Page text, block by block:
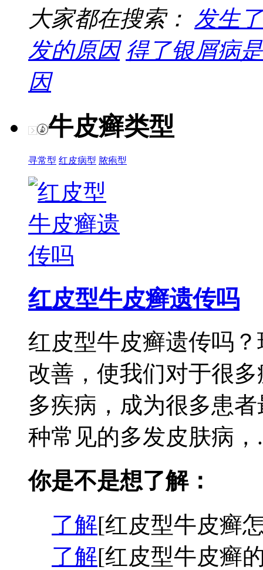
大家都在搜索： 发生
发的原因 得了银屑病
因
牛皮癣类型
寻常型 红皮病型 脓疱型
红皮型牛皮癣遗传吗
红皮型牛皮癣遗传吗
改善，使我们对于很
多疾病，成为很多患
种常见的多发皮肤病
你是不是想了解：
了解[红皮型牛皮癣
了解[红皮型牛皮癣